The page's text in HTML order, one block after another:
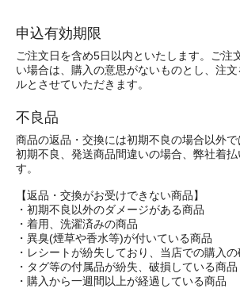
申込有効期限
ご注文日を含め5日以内といたします。ご注
い場合は、購入の意思がないものとし、注
ルとさせていただきます。
不良品
商品の返品・交換には初期不良の場合以外で
初期不良、発送商品間違いの場合、弊社着
す。
【返品・交換がお受けできない商品】
・初期不良以外のダメージがある商品
・着用、洗濯済みの商品
・異臭(煙草や香水等)が付いている商品
・レシートが紛失しており、当店での購入
・タグ等の付属品が紛失、破損している商品
・購入から一週間以上が経過している商品